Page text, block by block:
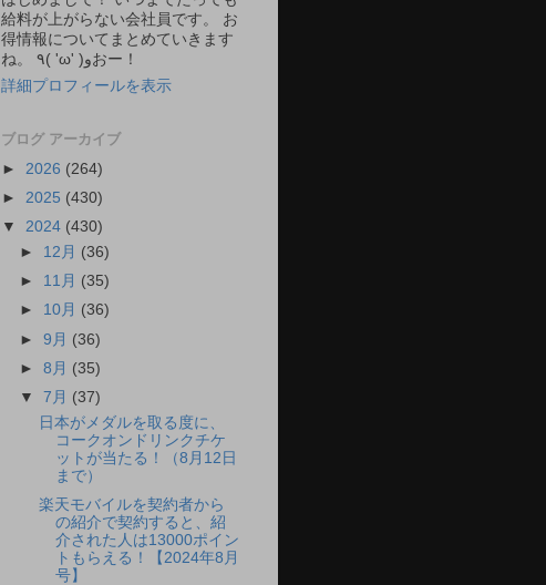
給料が上がらない会社員です。 お
得情報についてまとめていきます
ね。 ٩( 'ω' )وおー！
詳細プロフィールを表示
ブログ アーカイブ
► 2026 (264)
► 2025 (430)
▼ 2024 (430)
► 12月 (36)
► 11月 (35)
► 10月 (36)
►9月 (36)
►8月 (35)
▼7月 (37)
日本がメダルを取る度に、
コークオンドリンクチケ
ットが当たる！（8月12日
まで）
楽天モバイルを契約者から
の紹介で契約すると、紹
介された人は13000ポイン
トもらえる！【2024年8月
号】